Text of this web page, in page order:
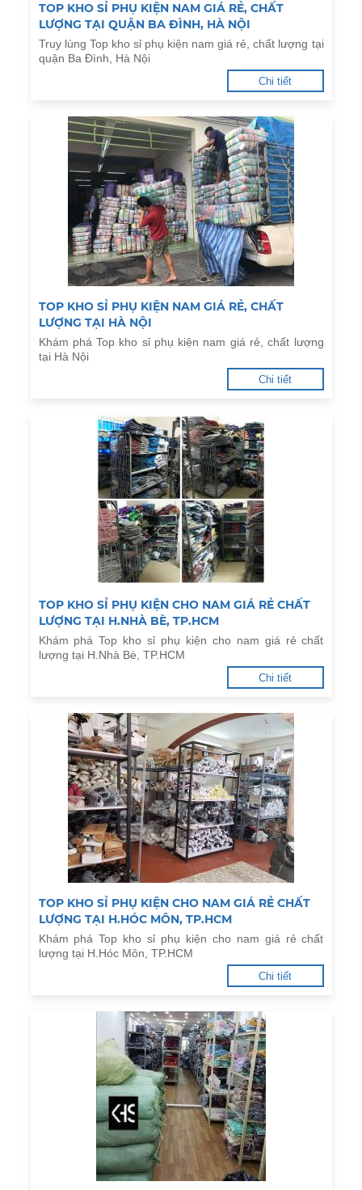
TOP KHO SỈ PHỤ KIỆN NAM GIÁ RẺ, CHẤT
LƯỢNG TẠI QUẬN BA ĐÌNH, HÀ NỘI
Truy lùng Top kho sỉ phụ kiện nam giá rẻ, chất lượng tại
quận Ba Đình, Hà Nội
Chi tiết
TOP KHO SỈ PHỤ KIỆN NAM GIÁ RẺ, CHẤT
LƯỢNG TẠI HÀ NỘI
Khám phá Top kho sỉ phụ kiện nam giá rẻ, chất lượng
tại Hà Nội
Chi tiết
TOP KHO SỈ PHỤ KIỆN CHO NAM GIÁ RẺ CHẤT
LƯỢNG TẠI H.NHÀ BÈ, TP.HCM
Khám phá Top kho sỉ phụ kiện cho nam giá rẻ chất
lượng tại H.Nhà Bè, TP.HCM
Chi tiết
TOP KHO SỈ PHỤ KIỆN CHO NAM GIÁ RẺ CHẤT
LƯỢNG TẠI H.HÓC MÔN, TP.HCM
Khám phá Top kho sỉ phụ kiện cho nam giá rẻ chất
lượng tại H.Hóc Môn, TP.HCM
Chi tiết